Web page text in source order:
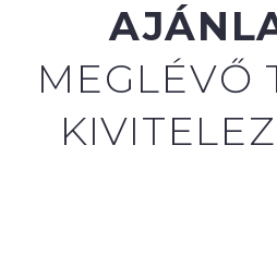
MEGLÉVŐ